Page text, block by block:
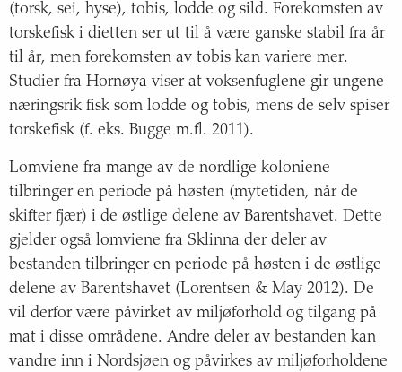
(torsk, sei, hyse), tobis, lodde og sild. Forekomsten av
torskefisk i dietten ser ut til å være ganske stabil fra år
til år, men forekomsten av tobis kan variere mer.
Studier fra Hornøya viser at voksenfuglene gir ungene
næringsrik fisk som lodde og tobis, mens de selv spiser
torskefisk (f. eks. Bugge m.fl. 2011).
Lomviene fra mange av de nordlige koloniene
tilbringer en periode på høsten (mytetiden, når de
skifter fjær) i de østlige delene av Barentshavet. Dette
gjelder også lomviene fra Sklinna der deler av
bestanden tilbringer en periode på høsten i de østlige
delene av Barentshavet (Lorentsen & May 2012). De
vil derfor være påvirket av miljøforhold og tilgang på
mat i disse områdene. Andre deler av bestanden kan
vandre inn i Nordsjøen og påvirkes av miljøforholdene